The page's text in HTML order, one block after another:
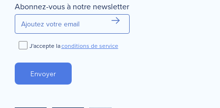
Abonnez-vous à notre newsletter
J'accepte laconditions de service